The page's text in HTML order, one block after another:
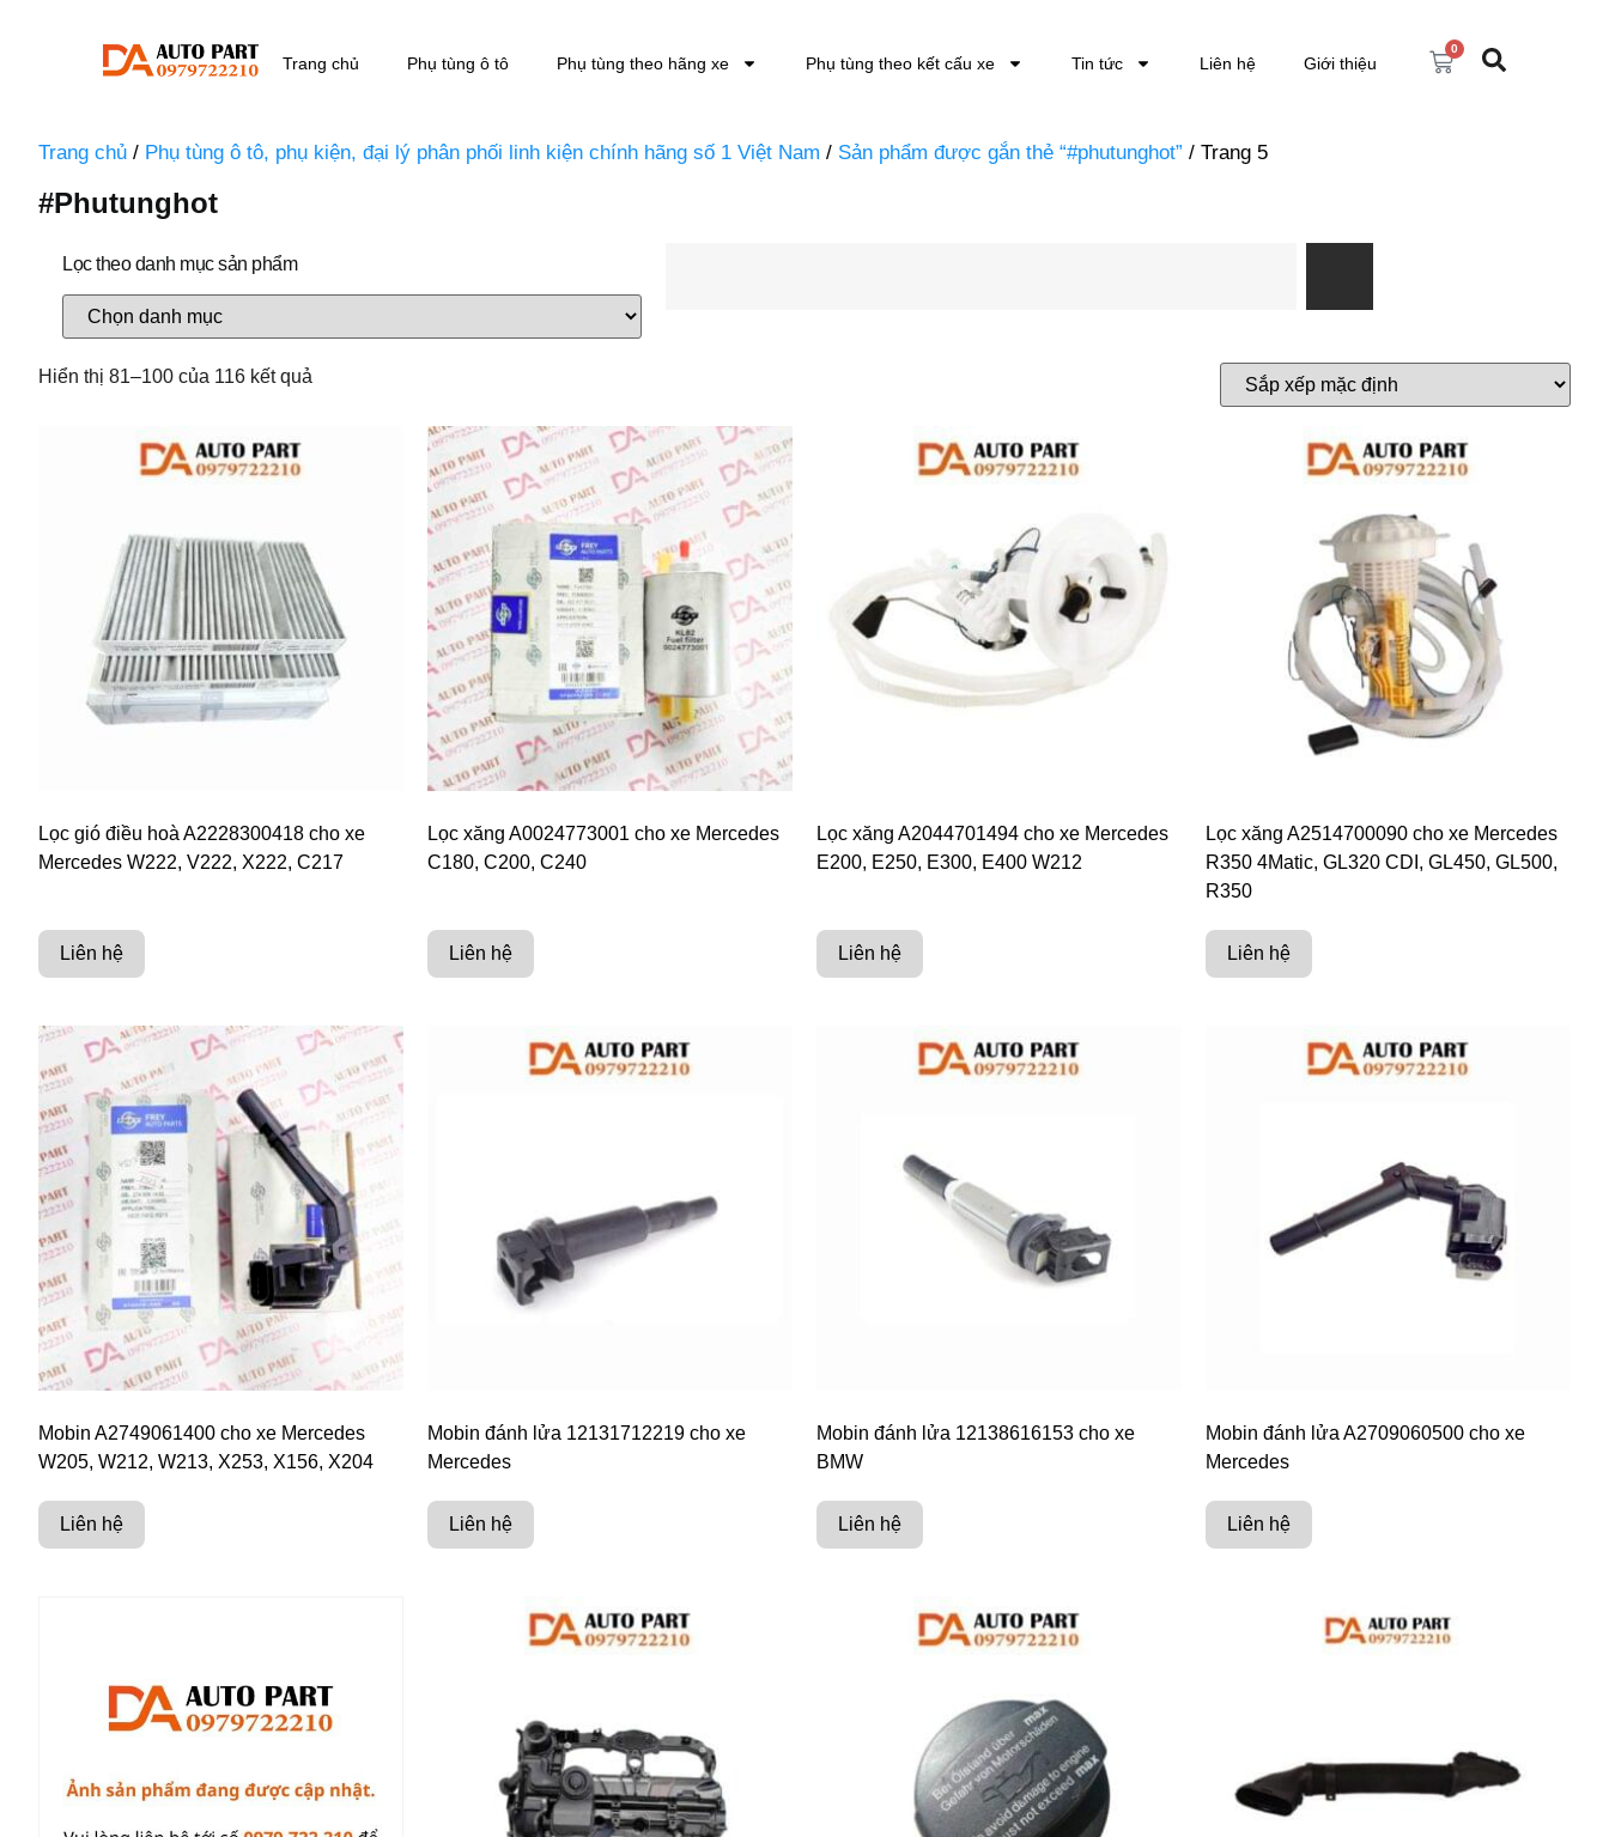
Trang chủ Phụ tùng ô tô Phụ tùng theo hãng xe Phụ tùng theo kết cấu xe Tin tức Liên hệ Giới thiệu
0
Trang chủ / Phụ tùng ô tô, phụ kiện, đại lý phân phối linh kiện chính hãng số 1 Việt Nam / Sản phẩm được gắn thẻ “#phutunghot” / Trang 5
#phutunghot
Lọc theo danh mục sản phẩm
Hiển thị 81–100 của 116 kết quả
Lọc gió điều hoà A2228300418 cho xe
Mercedes W222, V222, X222, C217
Liên hệ
Lọc xăng A0024773001 cho xe Mercedes
C180, C200, C240
Liên hệ
Lọc xăng A2044701494 cho xe Mercedes
E200, E250, E300, E400 W212
Liên hệ
Lọc xăng A2514700090 cho xe Mercedes
R350 4Matic, GL320 CDI, GL450, GL500,
R350
Liên hệ
Mobin A2749061400 cho xe Mercedes
W205, W212, W213, X253, X156, X204
Liên hệ
Mobin đánh lửa 12131712219 cho xe
Mercedes
Liên hệ
Mobin đánh lửa 12138616153 cho xe
BMW
Liên hệ
Mobin đánh lửa A2709060500 cho xe
Mercedes
Liên hệ